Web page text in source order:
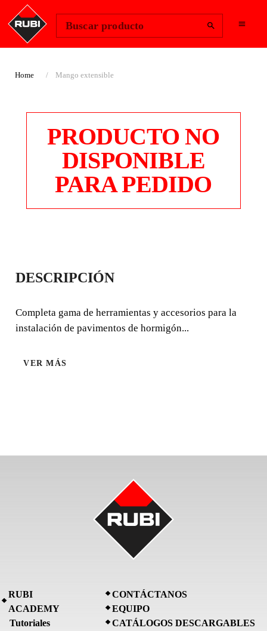
Buscar producto
Home Mango extensible
PRODUCTO NO
DISPONIBLE
PARA PEDIDO
MANGO
EXTENSIBLE
Completa gama de herramientas y accesorios para la
instalación de pavimentos de hormigón impreso.
DESCRIPCIÓN
Completa gama de herramientas y accesorios para la
instalación de pavimentos de hormigón...
VER MÁS
RUBI
ACADEMY
Tutoriales
CONTÁCTANOS
EQUIPO
CATÁLOGOS DESCARGABLES